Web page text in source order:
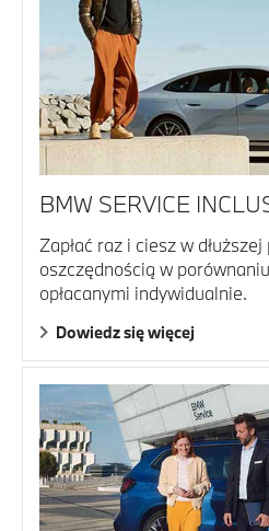
BMW SERVICE
Zapłać raz i ciesz w
oszczędnością w
opłacanymi indywidualnie.
Dowiedz się więcej